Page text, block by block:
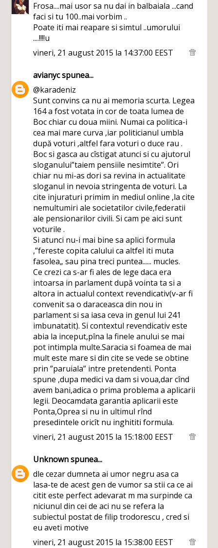
Frosa....mai usor sa nu dai in balbaiala ...cand
faci si tu 100..mai vorbim ..
Poate iti mai reapare si simtul ..umorului
....!!!!u
vineri, 21 august 2015 la 14:37:00 EEST
avianycspunea...
@karadeniz
Sunt convins ca nu ai memoria scurta. Legea
164 a fost votata in cor de toata lumea de
Boc chiar cu doua miini. Numai ca politica-i
cea mai mare curva ,iar politicianul umbla
după voturi ,altfel fara voturi o duce rau .
Boc si gasca au cîstigat atunci si cu ajutorul
sloganului”taiem pensiile nesimtite”. Ori
chiar nu mi-as dori sa revina in actualitate
sloganul in nevoia stringenta de voturi. La
cite injuraturi primim in mediul online ,la cite
nemultumiri ale societatilor civile,federatii
ale pensionarilor civili. Si cam pe aici sunt
voturile .
Si atunci nu-i mai bine sa aplici formula
,”fereste copita calului ca altfel iti muta
fasolea„ sau pina treci puntea...... mucles.
Ce crezi ca s-ar fi ales de lege daca era
intoarsa in parlament după vointa ta si a
altora in actualul context revendicativ(v-ar fi
convenit sa o daraceasca din nou in
parlament si sa iasa ceva in genul lui 241
imbunatatit). Si contextul revendicativ este
abia la inceput,pîna la finele anului se mai
pot intimpla multe.Saracia si foamea de mai
mult este mare si din cite se vede se obtine
prin ”paruiala” intre pretendenti. Ponta
spune ,dupa medici va dam si voua,dar cînd
avem bani,adica o prima problema a aplicarii
legii. Deocamdata garantia aplicarii este
Ponta,Oprea si nu in ultimul rînd
presedintele oricît nu inghititi formula.
vineri, 21 august 2015 la 15:18:00 EEST
Unknownspunea...
dle cezar dumneta ai umor negru asa ca
lasa-te de acest gen de vumor sa stii ca ce ai
citit este perfect adevarat m ma surpinde ca
niciunul din cei de aci nu se refera la
subiectul postat de filip trodorescu , cred si
eu aveti motive
vineri, 21 august 2015 la 15:38:00 EEST